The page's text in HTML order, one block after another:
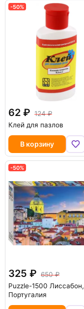
-50%
62
124
Клей для пазлов
В корзину
-50%
325
650
Puzzle-1500 Лиссабон,
Португалия